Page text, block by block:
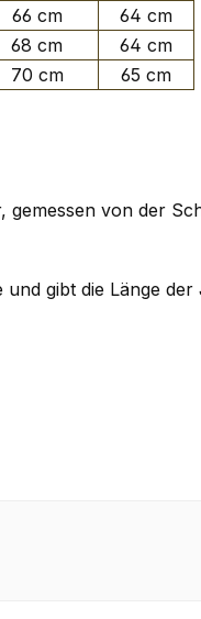
66 cm
64 cm
68 cm
64 cm
70 cm 65 cm
gemessen von der
gibt die Länge der